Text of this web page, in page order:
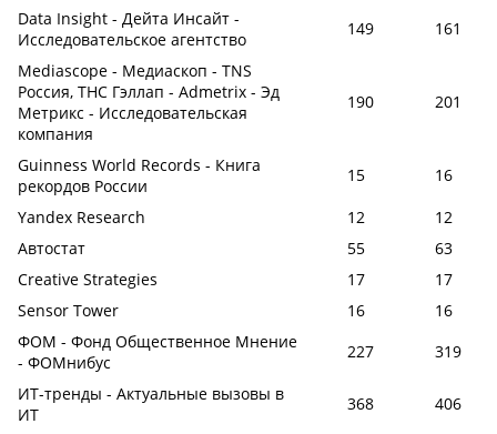
Data Insight - Дейта Инсайт -
Исследовательское агентство
149
161
Mediascope - Медиаскоп - TNS
Россия, ТНС Гэллап - Admetrix - Эд
Метрикс - Исследовательская
компания
190 201
Guinness World Records - Книга
рекордов России
15
16
Yandex Research
12
12
Автостат
55
63
Creative Strategies
17
17
Sensor Tower
16
16
ФОМ - Фонд Общественное Мнение
- ФОМнибус
227
319
ИТ-тренды - Актуальные вызовы в
ИТ
368
406